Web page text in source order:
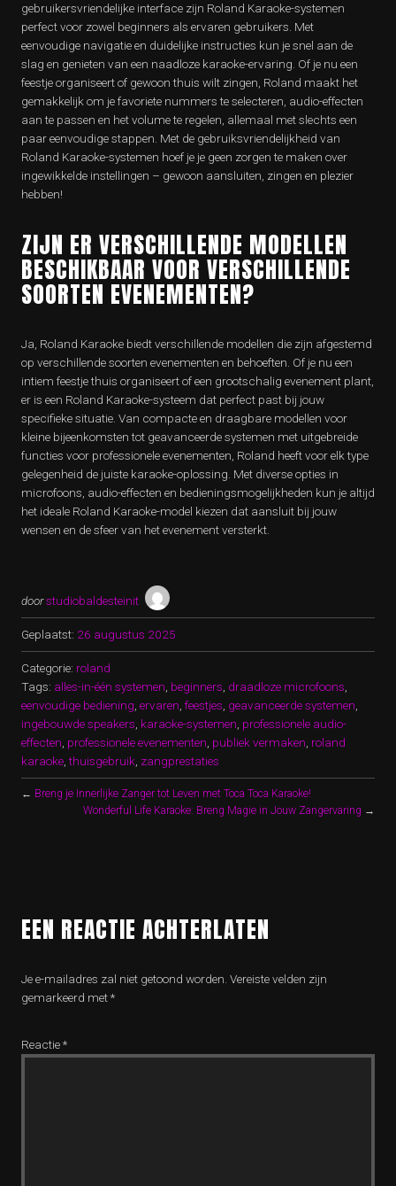
gebruikersvriendelijke interface zijn Roland Karaoke-systemen
perfect voor zowel beginners als ervaren gebruikers. Met
eenvoudige navigatie en duidelijke instructies kun je snel aan de
slag en genieten van een naadloze karaoke-ervaring. Of je nu een
feestje organiseert of gewoon thuis wilt zingen, Roland maakt het
gemakkelijk om je favoriete nummers te selecteren, audio-effecten
aan te passen en het volume te regelen, allemaal met slechts een
paar eenvoudige stappen. Met de gebruiksvriendelijkheid van
Roland Karaoke-systemen hoef je je geen zorgen te maken over
ingewikkelde instellingen – gewoon aansluiten, zingen en plezier
hebben!
ZIJN ER VERSCHILLENDE MODELLEN
BESCHIKBAAR VOOR VERSCHILLENDE
SOORTEN EVENEMENTEN?
Ja, Roland Karaoke biedt verschillende modellen die zijn afgestemd
op verschillende soorten evenementen en behoeften. Of je nu een
intiem feestje thuis organiseert of een grootschalig evenement plant,
er is een Roland Karaoke-systeem dat perfect past bij jouw
specifieke situatie. Van compacte en draagbare modellen voor
kleine bijeenkomsten tot geavanceerde systemen met uitgebreide
functies voor professionele evenementen, Roland heeft voor elk type
gelegenheid de juiste karaoke-oplossing. Met diverse opties in
microfoons, audio-effecten en bedieningsmogelijkheden kun je altijd
het ideale Roland Karaoke-model kiezen dat aansluit bij jouw
wensen en de sfeer van het evenement versterkt.
doorstudiobaldesteinit
Geplaatst: 26 augustus 2025
Categorie: roland
Tags: alles-in-één systemen beginners draadloze microfoons
eenvoudige bediening ervaren feestjes geavanceerde systemen
ingebouwde speakers karaoke-systemen professionele audio-
effecten professionele evenementen publiek vermaken roland
karaoke ,thuisgebruik zangprestaties
← Breng je Innerlijke Zanger tot Leven met Toca Toca Karaoke!
Wonderful Life Karaoke: Breng Magie in Jouw Zangervaring →
EEN REACTIE ACHTERLATEN
Je e-mailadres zal niet getoond worden. Vereiste velden zijn
gemarkeerd met*
Reactie*